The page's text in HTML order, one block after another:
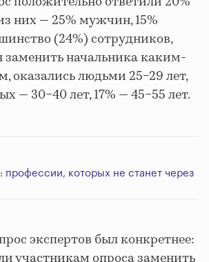
них — 25% мужчин, 15%
(24%) сотрудников,
заменить начальника каким-
оказались людьми 25−29 лет,
— 30−40 лет, 17% — 45−55 лет.
профессии, которых не станет через
экспертов был конкретнее: